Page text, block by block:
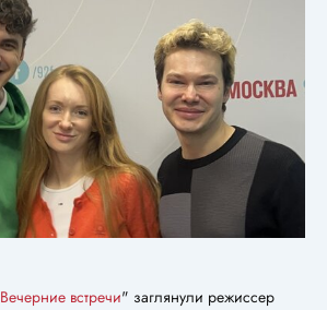
Вечерние встречи" заглянули режиссер